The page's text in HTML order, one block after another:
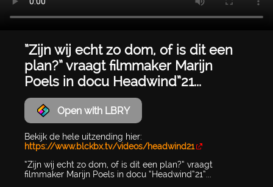
”Zijn wij echt zo dom, of is dit een
plan?” vraagt filmmaker Marijn
Poels in docu Headwind”21...
Open with LBRY
Bekijk de hele uitzending hier:
https://www.blckbx.tv/videos/headwind21
”Zijn wij echt zo dom, of is dit een plan?” vraagt
filmmaker Marijn Poels in docu “Headwind”21”...